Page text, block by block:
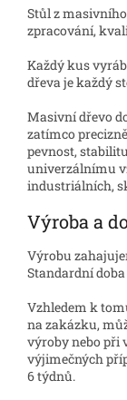
Stůl z
zpracování,
Každý kus
dřeva je každý
Masivní dřevo
zatímco
pevnost,
univerzálnímu
industriálních,
Výroba a
Výrobu
Standardní
Vzhledem k
na zakázku,
výroby nebo při
výjimečných
6 týdnů.